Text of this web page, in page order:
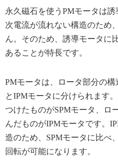
永久磁石を使うPMモータは
次電流が流れない構造のため
ん。そのため、誘導モータに
あることが特長です。
PMモータは、ロータ部分の
とIPMモータに分けられます
つけたものがSPMモータ、ロ
んだものがIPMモータです。
造のため、SPMモータに比べ
回転が可能になります。